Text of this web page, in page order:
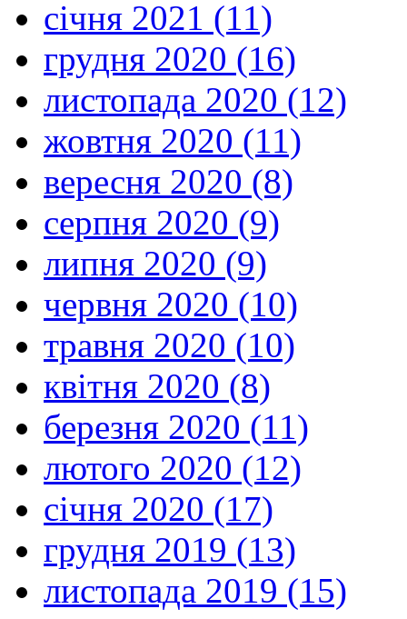
січня 2021 (11)
грудня 2020 (16)
листопада 2020 (12)
жовтня 2020 (11)
вересня 2020 (8)
серпня 2020 (9)
липня 2020 (9)
червня 2020 (10)
травня 2020 (10)
квітня 2020 (8)
березня 2020 (11)
лютого 2020 (12)
січня 2020 (17)
грудня 2019 (13)
листопада 2019 (15)